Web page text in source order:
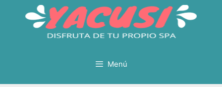
contenido
Menú